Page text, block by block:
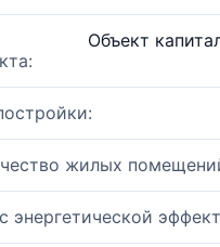
Объект
жилых
энергетической